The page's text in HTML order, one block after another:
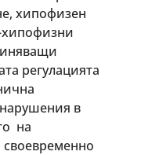
хипофизен
регулацията
в
на